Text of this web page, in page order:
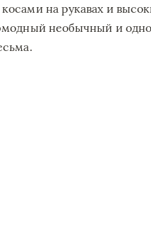
на рукавах и
необычный и